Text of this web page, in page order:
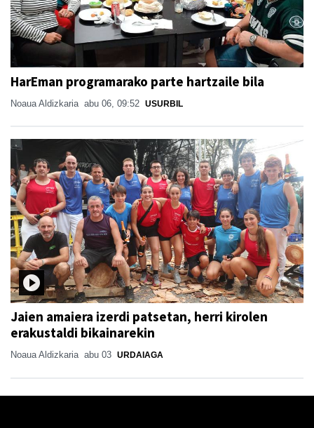
HarEman programarako parte hartzaile bila
Noaua Aldizkaria abu 06, 09:52 USURBIL
Jaien amaiera izerdi patsetan, herri kirolen
erakustaldi bikainarekin
Noaua Aldizkaria abu 03 URDAIAGA